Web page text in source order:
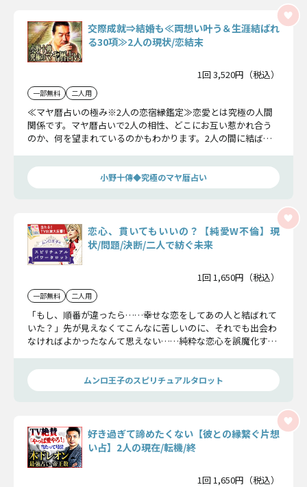
交際成就⇒結婚も≪両想い叶う＆生涯結ばれ
る30項≫2人の現状/恋結末
1回 3,520円（税込）
一部無料 二人用
≪マヤ暦占いの極み※2人の恋宿縁鑑定≫恋愛とは究極の人間
関係です。マヤ暦占いで2人の相性、どこにお互い惹かれ合う
のか、何を望まれているのかもわかります。2人の間に結ばれ
小野十傳◆究極のマヤ暦占い
恋心、貫いてもいいの？【純愛W不倫】現
状/問題/決断/二人で紡ぐ未来
1回 1,650円（税込）
一部無料 二人用
「もし、順番が違ったら……幸せな恋をしてあの人と結ばれて
いた？」先が見えなくてこんなに苦しいのに、それでも出会わ
なければよかったなんて思えない……純粋な恋心を誤魔化すの
か、この恋の未来をお伝えします。
ムンロ王子のスピリチュアルタロット
好き過ぎて諦めたくない【彼との縁繋ぐ片想
い占】2人の現在/転機/終
1回 1,650円（税込）